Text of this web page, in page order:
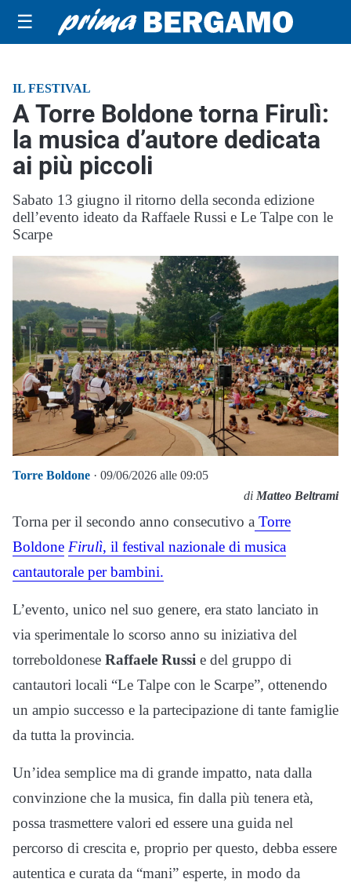
☰
IL FESTIVAL
A Torre Boldone torna Firulì:
la musica d’autore dedicata
ai più piccoli
Sabato 13 giugno il ritorno della seconda edizione
dell’evento ideato da Raffaele Russi e Le Talpe con le
Scarpe
Torre Boldone · 09/06/2026 alle 09:05
di Matteo Beltrami
Torna per il secondo anno consecutivo a Torre
Boldone Firulì, il festival nazionale di musica
cantautorale per bambini.
L’evento, unico nel suo genere, era stato lanciato in
via sperimentale lo scorso anno su iniziativa del
torreboldonese Raffaele Russi e del gruppo di
cantautori locali “Le Talpe con le Scarpe”, ottenendo
un ampio successo e la partecipazione di tante famiglie
da tutta la provincia.
Un’idea semplice ma di grande impatto, nata dalla
convinzione che la musica, fin dalla più tenera età,
possa trasmettere valori ed essere una guida nel
percorso di crescita e, proprio per questo, debba essere
autentica e curata da “mani” esperte, in modo da